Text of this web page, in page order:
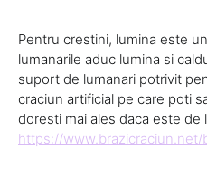
Pentru crestini, lumina este
lumanarile aduc lumina si
suport de lumanari potrivit
craciun artificial pe care poti
doresti mai ales daca este de
https://